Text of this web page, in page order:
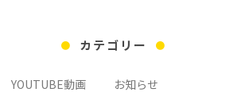
カテゴリー
YOUTUBE動画
お知らせ